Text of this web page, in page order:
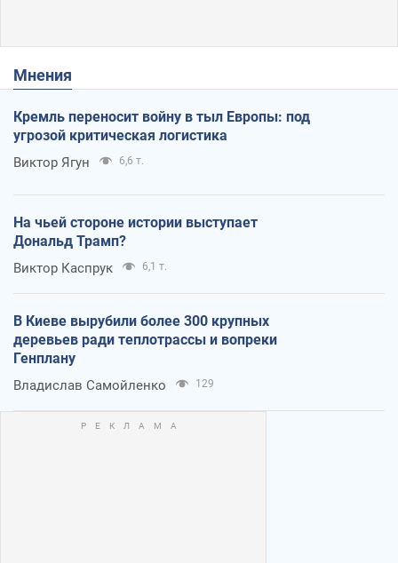
Мнения
Кремль переносит войну в тыл Европы: под
угрозой критическая логистика
Виктор Ягун 6,6 т.
На чьей стороне истории выступает
Дональд Трамп?
Виктор Каспрук 6,1 т.
В Киеве вырубили более 300 крупных
деревьев ради теплотрассы и вопреки
Генплану
Владислав Самойленко 129